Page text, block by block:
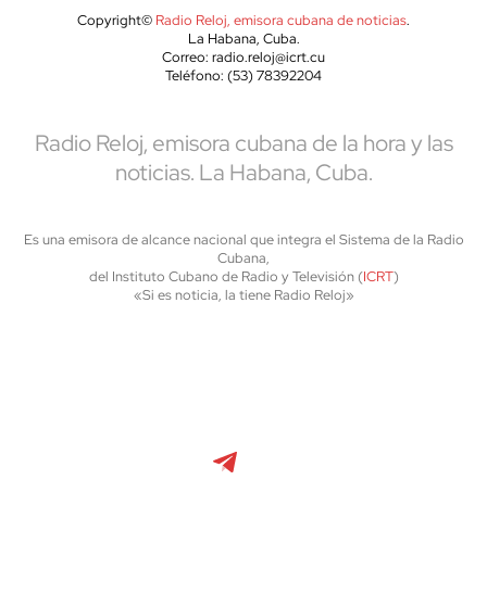
Copyright© Radio Reloj, emisora cubana de noticias.
La Habana, Cuba.
Correo: radio.reloj@icrt.cu
Teléfono: (53) 78392204
Radio Reloj, emisora cubana de la hora y las
noticias. La Habana, Cuba.
Es una emisora de alcance nacional que integra el Sistema de la Radio
Cubana,
del Instituto Cubano de Radio y Televisión (ICRT)
«Si es noticia, la tiene Radio Reloj»